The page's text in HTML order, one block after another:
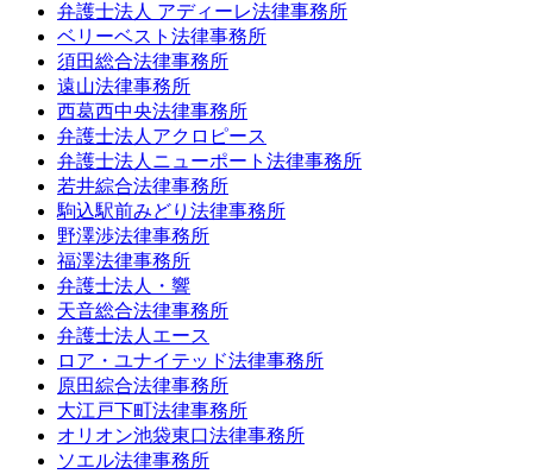
弁護士法人 アディーレ法律事務所
ベリーベスト法律事務所
須田総合法律事務所
遠山法律事務所
西葛西中央法律事務所
弁護士法人アクロピース
弁護士法人ニューポート法律事務所
若井綜合法律事務所
駒込駅前みどり法律事務所
野澤渉法律事務所
福澤法律事務所
弁護士法人・響
天音総合法律事務所
弁護士法人エース
ロア・ユナイテッド法律事務所
原田綜合法律事務所
大江戸下町法律事務所
オリオン池袋東口法律事務所
ソエル法律事務所